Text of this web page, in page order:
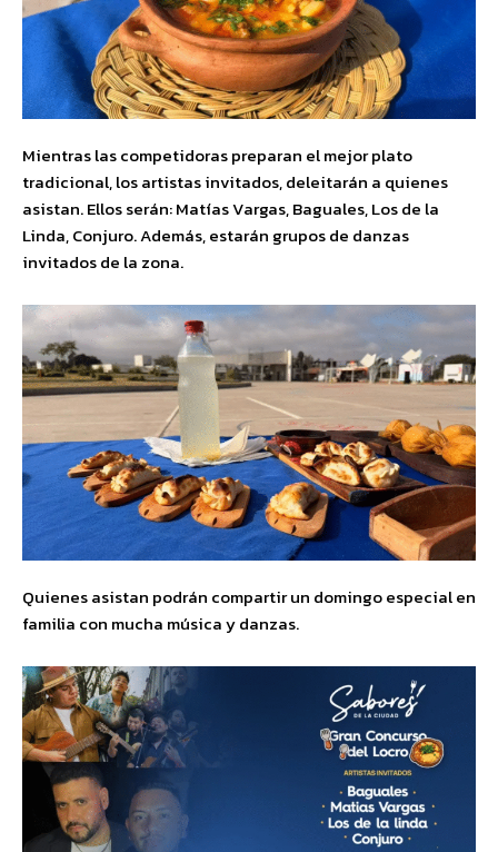
Mientras las competidoras preparan el mejor plato
tradicional, los artistas invitados, deleitarán a quienes
asistan. Ellos serán: Matías Vargas, Baguales, Los de la
Linda, Conjuro. Además, estarán grupos de danzas
invitados de la zona.
Quienes asistan podrán compartir un domingo especial en
familia con mucha música y danzas.